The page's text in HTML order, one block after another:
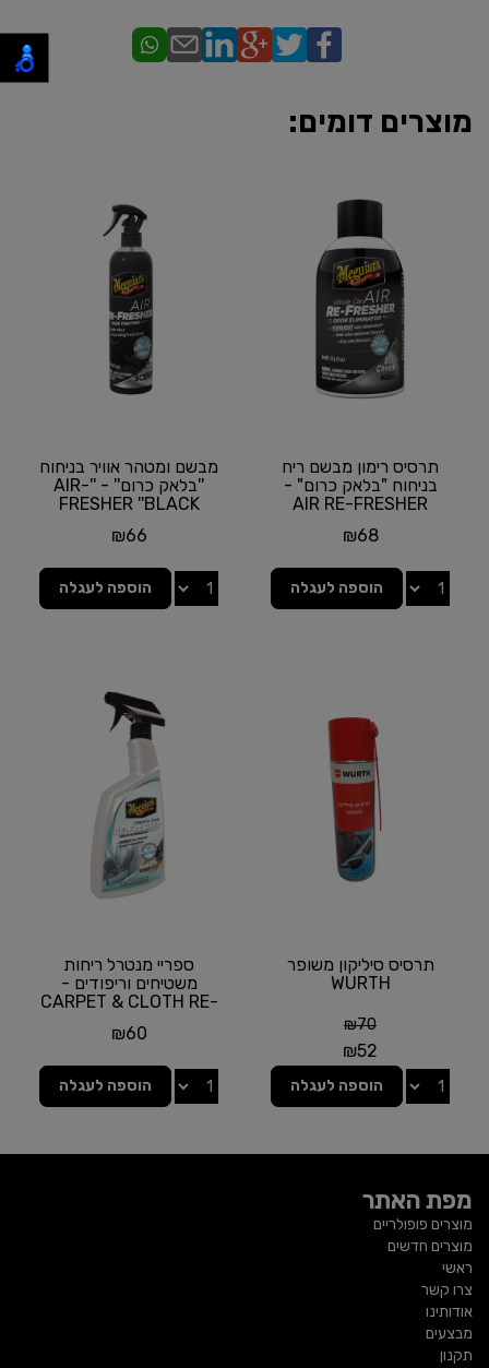
מוצרים דומים:
תרסיס רימון מבשם ריח
בניחוח "בלאק כרום" -
AIR RE-FRESHER
SCENT מבית...₪68
הוספה לעגלה
מבשם ומטהר אוויר בניחוח
''בלאק כרום'' - ''AIR-
FRESHER ''BLACK
₪66
הוספה לעגלה
תרסיס סיליקון משופר
WURTH
₪70
₪52
הוספה לעגלה
ספריי מנטרל ריחות
משטיחים וריפודים -
CARPET & CLOTH RE-
MEGUIAR'S |...
₪60
הוספה לעגלה
מפת האתר
מוצרים פופולריים
מוצרים חדשים
ראשי
צרו קשר
אודותינו
מבצעים
תקנון